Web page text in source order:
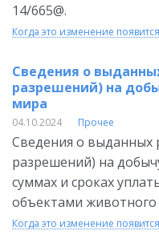
14/665@.
Когда это изменение
Сведения о
разрешений) на
мира
04.10.2024 Прочее
Сведения о выданных
разрешений) на
суммах и сроках
объектами
Когда это изменение